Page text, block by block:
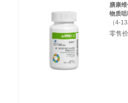
膳康
物质
（4-13
零售